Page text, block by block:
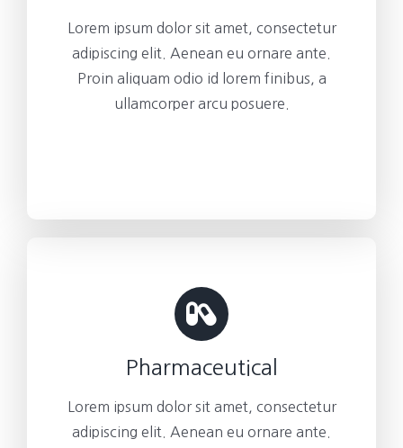
Lorem ipsum dolor sit amet, consectetur
adipiscing elit. Aenean eu ornare ante.
Proin aliquam odio id lorem finibus, a
ullamcorper arcu posuere.
Pharmaceutical
Lorem ipsum dolor sit amet, consectetur
adipiscing elit. Aenean eu ornare ante.